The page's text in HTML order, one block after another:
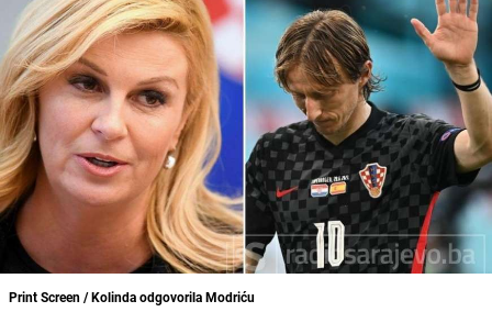
Print Screen / Kolinda odgovorila Modriću